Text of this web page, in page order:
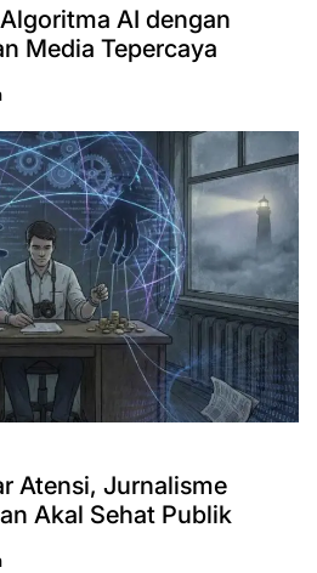
AI dengan
Media Tepercaya
Atensi, Jurnalisme
Akal Sehat Publik